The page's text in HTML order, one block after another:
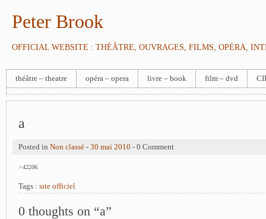
Peter Brook
OFFICIAL WEBSITE : THÉÂTRE, OUVRAGES, FILMS, OPÉRA,
théâtre – theatre opéra – opera livre – book film – dvd
a
Posted in Non classé - 30 mai 2010 - 0 Comment
>42206.
Tags : site officiel
0 thoughts on “a”